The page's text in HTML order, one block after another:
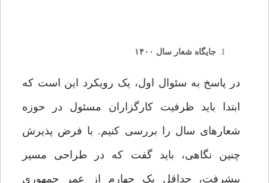
جایگاه شعار سال ۱۴۰۰
در پاسخ به سئوال اول، یک رویکرد این است که
ابتدا باید ظرفیت کارگزاران مسئول در حوزه
شعارهای سال را بررسی کنیم. با فرض پذیرش
چنین نگاهی، باید گفت که در طراحی مسیر
پیشرفت، حداقل یک چهارم از عمر جمهوری